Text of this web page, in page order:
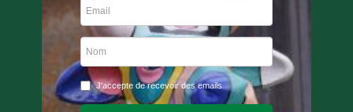
J'accepte de recevoir des emails